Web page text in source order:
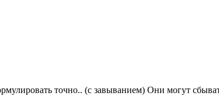
точно.. (с завыванием) Они могут